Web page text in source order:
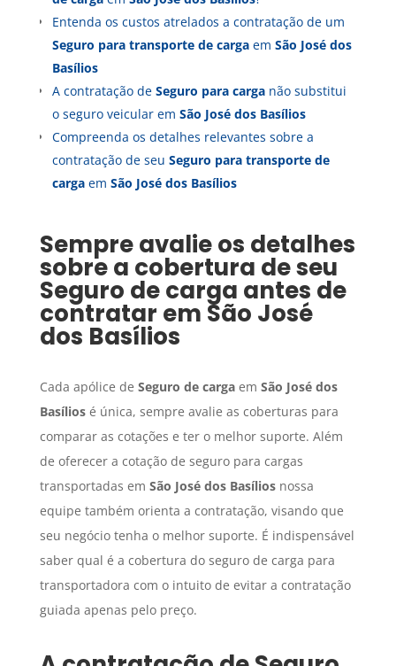
Entenda os custos atrelados a contratação de um
Seguro para transporte de cargaem São José dos
Basílios
A contratação de Seguro para carganão substitui
o seguro veicular em São José dos Basílios
Compreenda os detalhes relevantes sobre a
contratação de seu Seguro para transporte de
cargaem São José dos Basílios
Sempre avalie os detalhes
sobre a cobertura de seu
Seguro de carga antes de
contratar em São José
dos Basílios
Cada apólice de Seguro de cargaem São José dos
Basíliosé única, sempre avalie as coberturas para
comparar as cotações e ter o melhor suporte. Além
de oferecer a cotação de seguro para cargas
transportadas em São José dos Basíliosnossa
equipe também orienta a contratação, visando que
seu negócio tenha o melhor suporte. É indispensável
saber qual é a cobertura do seguro de carga para
transportadora com o intuito de evitar a contratação
guiada apenas pelo preço.